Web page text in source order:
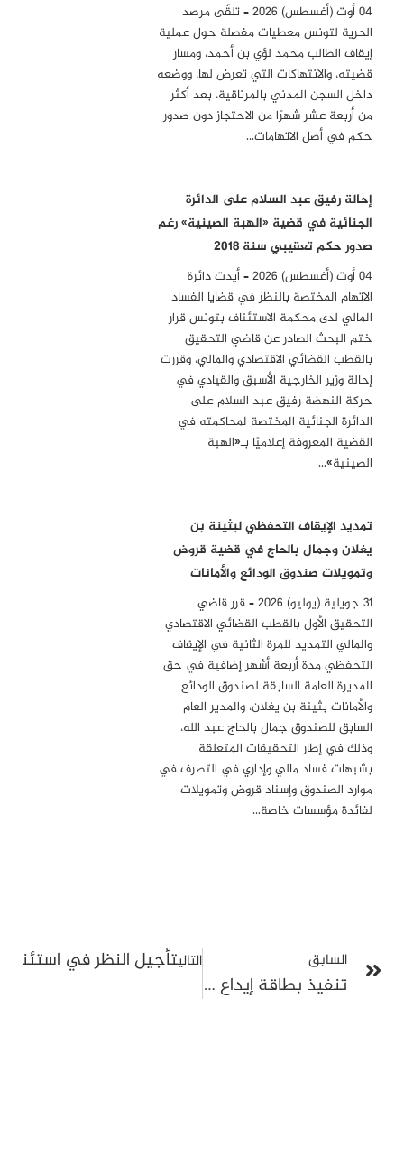
04 أوت (أغسطس) 2026 – تلقّى مرصد
الحرية لتونس معطيات مفصلة حول عملية
إيقاف الطالب محمد لؤي بن أحمد، ومسار
قضيته، والانتهاكات التي تعرض لها، ووضعه
داخل السجن المدني بالمرناقية، بعد أكثر
من أربعة عشر شهرًا من الاحتجاز دون صدور
حكم في أصل الاتهامات…
إحالة رفيق عبد السلام على الدائرة
الجنائية في قضية «الهبة الصينية» رغم
صدور حكم تعقيبي سنة 2018
04 أوت (أغسطس) 2026 – أيدت دائرة
الاتهام المختصة بالنظر في قضايا الفساد
المالي لدى محكمة الاستئناف بتونس قرار
ختم البحث الصادر عن قاضي التحقيق
بالقطب القضائي الاقتصادي والمالي، وقررت
إحالة وزير الخارجية الأسبق والقيادي في
حركة النهضة رفيق عبد السلام على
الدائرة الجنائية المختصة لمحاكمته في
القضية المعروفة إعلاميًا بـ«الهبة
الصينية»…
تمديد الإيقاف التحفظي لبثينة بن
يغلان وجمال بالحاج في قضية قروض
وتمويلات صندوق الودائع والأمانات
31 جويلية (يوليو) 2026 – قرر قاضي
التحقيق الأول بالقطب القضائي الاقتصادي
والمالي التمديد للمرة الثانية في الإيقاف
التحفظي مدة أربعة أشهر إضافية في حق
المديرة العامة السابقة لصندوق الودائع
والأمانات بثينة بن يغلان، والمدير العام
السابق للصندوق جمال بالحاج عبد الله،
وذلك في إطار التحقيقات المتعلقة
بشبهات فساد مالي وإداري في التصرف في
موارد الصندوق وإسناد قروض وتمويلات
لفائدة مؤسسات خاصة…
السابق
تنفيذ بطاقة إيداع بالسجن ضد خالد الكريشي على خلفية ملف التحكيم والمصالحة مع سليم شيبوب
التاليتأجيل النظر في استئناف الصحبي صمارة